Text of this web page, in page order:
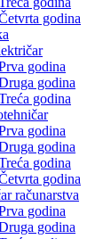
godina
godina
godina
godina
godina
godina
godina
godina
računarstva
godina
godina